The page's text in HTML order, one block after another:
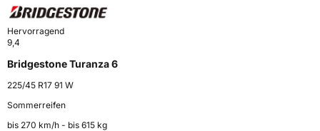
Hervorragend
9,4
Bridgestone Turanza 6
225/45 R17 91 W
Sommerreifen
bis 270 km⁠/⁠h - bis 615 kg